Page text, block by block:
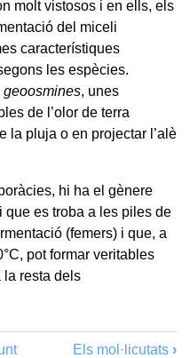
molt vistosos i en ells, els
del miceli
característiques
les espècies.
geoosmines, unes
de l’olor de terra
la pluja o en projectar l’alè
hi ha el gènere
que es troba a les piles de
(femers) i que, a
pot formar veritables
la resta dels
Els mol·licutats ›